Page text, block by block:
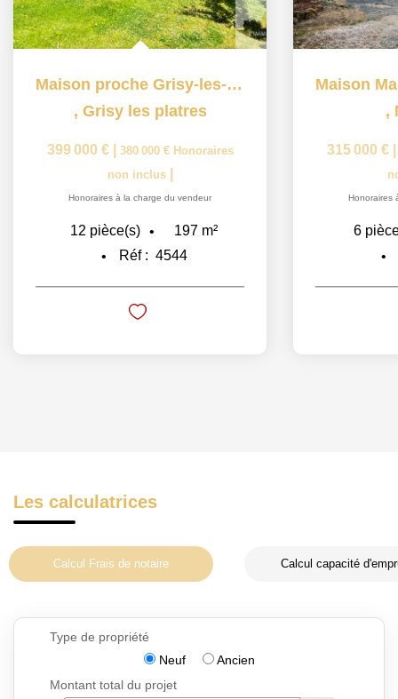
Maison proche Grisy-les-Plâtres 12 pièce(s) 197 m2
, Grisy les platres
399 000 € 380 000 € Honoraires
non inclus
Honoraires à la charge du vendeur
12 pièce(s) 197 m²
Réf : 4544
,
315 000 €
Honoraires
6
Les calculatrices
Calcul Frais de notaire Calcul capacité